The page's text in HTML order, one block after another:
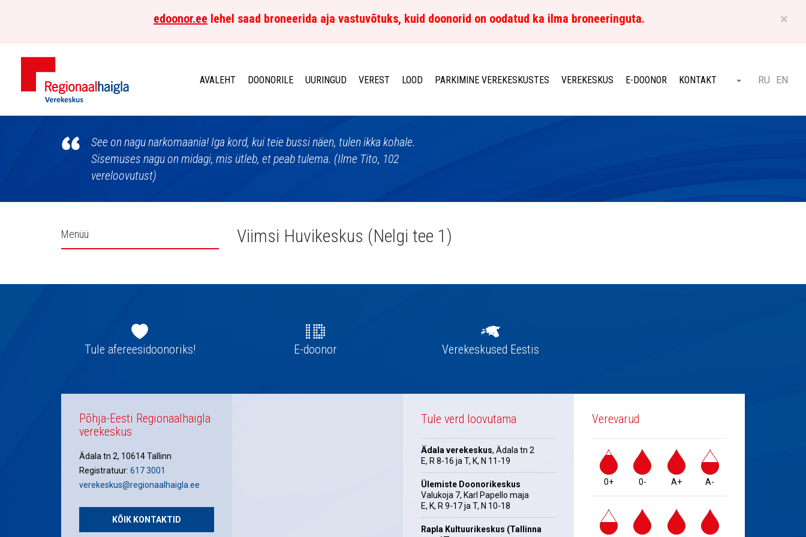
×
edoonor.ee lehel saad broneerida aja vastuvõtuks, kuid doonorid on oodatud ka ilma broneeringuta.
Põhja-
Regionaalhaigla
Verekeskus
AVALEHT DOONORILE UURINGUD VEREST LOOD PARKIMINE VEREKESKUSTES VEREKESKUS E-DOONOR KONTAKT Otsi ET
RU EN
See on nagu narkomaania! Iga kord, kui teie bussi näen, tulen ikka kohale.
Sisemuses nagu on midagi, mis ütleb, et peab tulema. (Ilme Tito, 102
vereloovutust)
Külgpaani
Menüü Viimsi Huvikeskus (Nelgi tee 1)
navigatsioonTule afereesidoonoriks! E-doonor Verekeskused Eestis
Põhja-Eesti Regionaalhaigla
verekeskus
Ädala tn 2, 10614 Tallinn
Registratuur: 617 3001
verekeskus@regionaalhaigla.ee
KÕIK KONTAKTID
Tule verd loovutama
Ädala verekeskus, Ädala tn 2
E, R 8-16 ja T, K, N 11-19
Ülemiste Doonorikeskus
Valukoja 7, Karl Papello maja
E, K, R 9-17 ja T, N 10-18
Rapla Kultuurikeskus (Tallinna
Verevarud
0+ 0- A+ A-